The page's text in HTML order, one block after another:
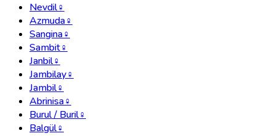
Nevdil♀
Azmuda♀
Sangina♀
Sambit♀
Janbil♀
Jambilay♀
Jambil♀
Abrinisa♀
Burul / Buril♀
Balgül♀